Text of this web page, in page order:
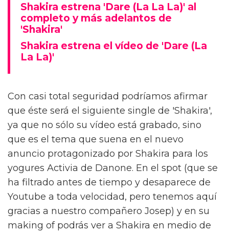
Shakira estrena 'Dare (La La La)' al
completo y más adelantos de
'Shakira'
Shakira estrena el vídeo de 'Dare (La
La La)'
Con casi total seguridad podríamos afirmar
que éste será el siguiente single de 'Shakira',
ya que no sólo su vídeo está grabado, sino
que es el tema que suena en el nuevo
anuncio protagonizado por Shakira para los
yogures Activia de Danone. En el spot (que se
ha filtrado antes de tiempo y desaparece de
Youtube a toda velocidad, pero tenemos aquí
gracias a nuestro compañero Josep) y en su
making of podrás ver a Shakira en medio de